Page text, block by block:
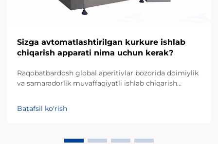
Sizga avtomatlashtirilgan kurkure ishlab
chiqarish apparati nima uchun kerak?
Raqobatbardosh global aperitivlar bozorida doimiylik
va samaradorlik muvaffaqiyatli ishlab chiqarish
xos noaniq shakli va qattiq matosi bilan mashhur
ekstruziya qilingan kukunli aperitiv turidir, uning
Batafsil ko'rish